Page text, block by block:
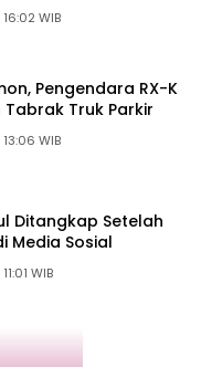
WIB
Pengendara RX-K
Truk Parkir
WIB
Ditangkap Setelah
Media Sosial
WIB